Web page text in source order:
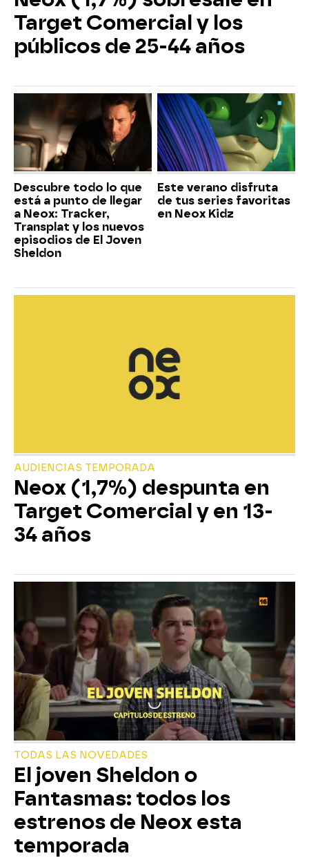
Target Comercial y los
públicos de 25-44 años
Descubre todo lo que
está a punto de llegar
a Neox: Tracker,
Transplat y los nuevos
episodios de El Joven
Sheldon
Este verano disfruta
de tus series favoritas
en Neox Kidz
AUDIENCIAS TEMPORADA
Neox (1,7%) despunta en
Target Comercial y en 13-
34 años
TODAS LAS NOVEDADES
El joven Sheldon o
Fantasmas: todos los
estrenos de Neox esta
temporada